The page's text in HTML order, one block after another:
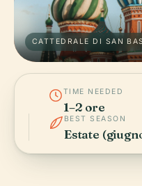
CATTEDRALE DI SAN
TIME NEEDED
1–2 ore
BEST SEASON
Estate